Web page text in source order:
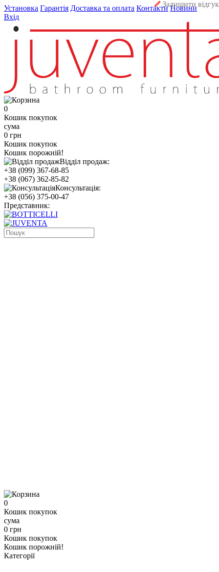
Установка Гарантія Доставка та оплата Контакти Новини
Вхід
0
Кошик покупок
сума
0 грн
Кошик покупок
Кошик порожній!
Відділ продаж:
+38 (099) 367-68-85
+38 (067) 362-85-82
Консультація:
+38 (056) 375-00-47
Представник:
0
Кошик покупок
сума
0 грн
Кошик покупок
Кошик порожній!
Категорії
Залишити відгук